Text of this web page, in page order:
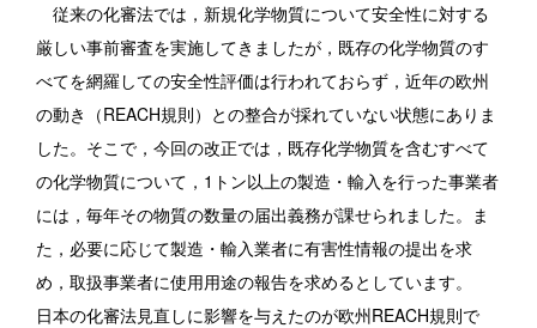
従来の化審法では，新規化学物質について安全性に対する
厳しい事前審査を実施してきましたが，既存の化学物質のす
べてを網羅しての安全性評価は行われておらず，近年の欧州
の動き（REACH規則）との整合が採れていない状態にありま
した。そこで，今回の改正では，既存化学物質を含むすべて
の化学物質について，1トン以上の製造・輸入を行った事業者
には，毎年その物質の数量の届出義務が課せられました。ま
た，必要に応じて製造・輸入業者に有害性情報の提出を求
め，取扱事業者に使用用途の報告を求めるとしています。
日本の化審法見直しに影響を与えたのが欧州REACH規則で